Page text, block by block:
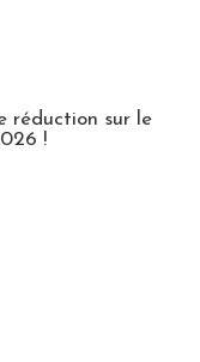
réduction sur le
!